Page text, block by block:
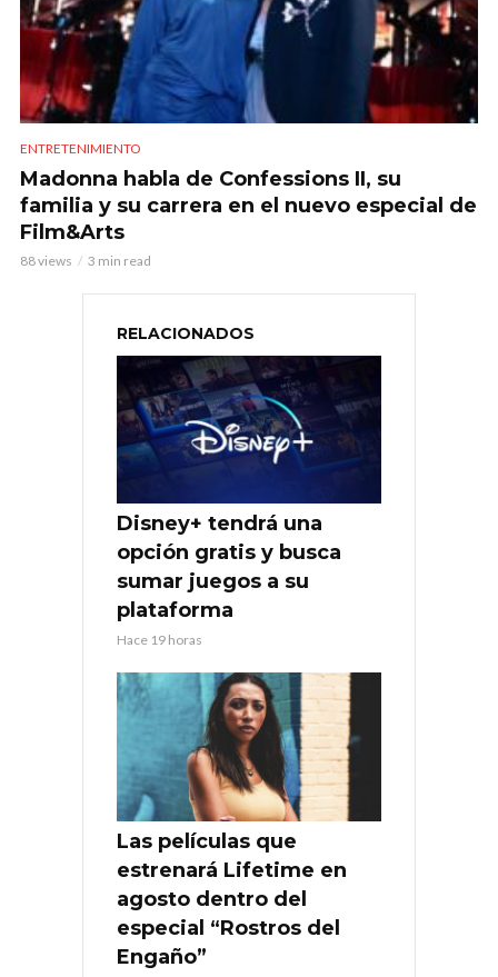
ENTRETENIMIENTO
Madonna habla de Confessions II, su
familia y su carrera en el nuevo especial de
Film&Arts
88 views 3 min read
RELACIONADOS
Disney+ tendrá una
opción gratis y busca
sumar juegos a su
plataforma
Hace 19 horas
Las películas que
estrenará Lifetime en
agosto dentro del
especial “Rostros del
Engaño”